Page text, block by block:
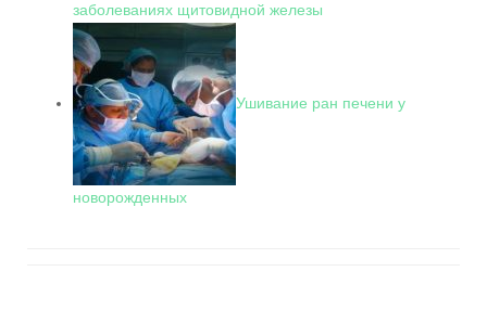
заболеваниях щитовидной железы
Ушивание ран печени у
новорожденных